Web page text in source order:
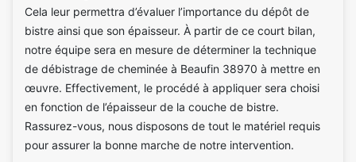
Cela leur permettra d’évaluer l’importance du dépôt de
bistre ainsi que son épaisseur. À partir de ce court bilan,
notre équipe sera en mesure de déterminer la technique
de débistrage de cheminée à Beaufin 38970 à mettre en
œuvre. Effectivement, le procédé à appliquer sera choisi
en fonction de l’épaisseur de la couche de bistre.
Rassurez-vous, nous disposons de tout le matériel requis
pour assurer la bonne marche de notre intervention.